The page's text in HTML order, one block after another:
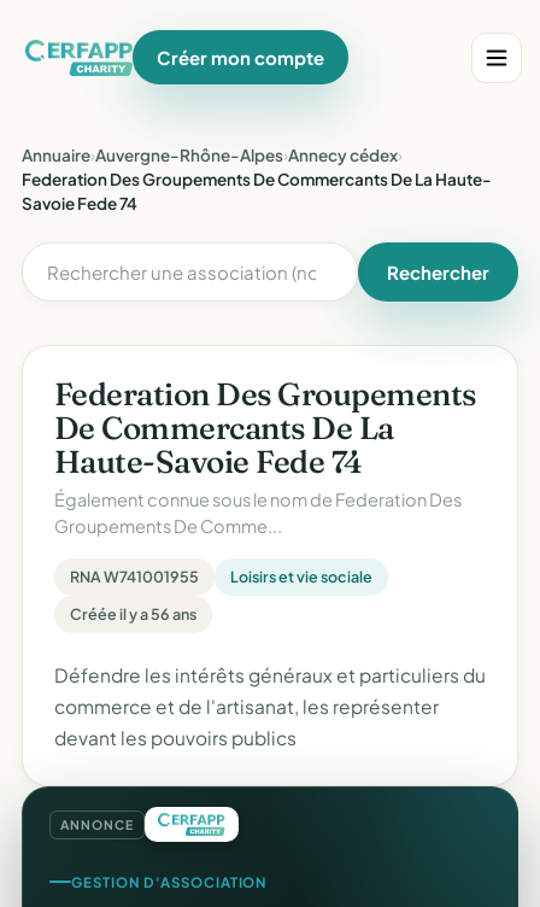
Créer mon compte
Annuaire›Auvergne-Rhône-Alpes›Annecy cédex›
Federation Des Groupements De Commercants De La Haute-
Savoie Fede 74
Rechercher
Federation Des Groupements
De Commercants De La
Haute-Savoie Fede 74
Également connue sous le nom de Federation Des
Groupements De Comme...
RNA W741001955
Loisirs et vie sociale
Créée il y a 56 ans
Défendre les intérêts généraux et particuliers du
commerce et de l'artisanat, les représenter
devant les pouvoirs publics
ANNONCE
GESTION D'ASSOCIATION